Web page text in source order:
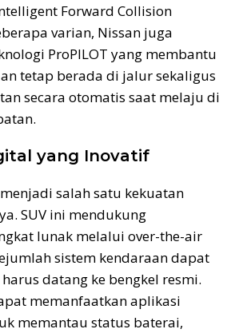
Forward Collision
varian, Nissan juga
ProPILOT yang membantu
tetap berada di jalur sekaligus
secara otomatis saat melaju di
yang Inovatif
salah satu kekuatan
SUV ini mendukung
lunak melalui over-the-air
sistem kendaraan dapat
datang ke bengkel resmi.
memanfaatkan aplikasi
memantau status baterai,